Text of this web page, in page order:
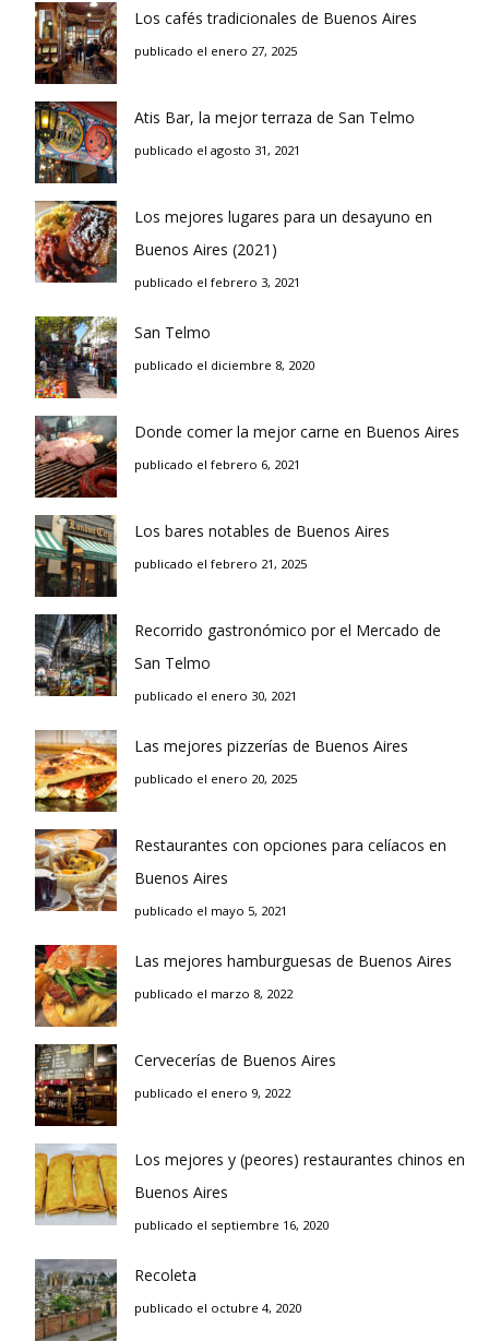
Los cafés tradicionales de Buenos Aires
publicado el enero 27, 2025
Atis Bar, la mejor terraza de San Telmo
publicado el agosto 31, 2021
Los mejores lugares para un desayuno en
Buenos Aires (2021)
publicado el febrero 3, 2021
San Telmo
publicado el diciembre 8, 2020
Donde comer la mejor carne en Buenos Aires
publicado el febrero 6, 2021
Los bares notables de Buenos Aires
publicado el febrero 21, 2025
Recorrido gastronómico por el Mercado de
San Telmo
publicado el enero 30, 2021
Las mejores pizzerías de Buenos Aires
publicado el enero 20, 2025
Restaurantes con opciones para celíacos en
Buenos Aires
publicado el mayo 5, 2021
Las mejores hamburguesas de Buenos Aires
publicado el marzo 8, 2022
Cervecerías de Buenos Aires
publicado el enero 9, 2022
Los mejores y (peores) restaurantes chinos en
Buenos Aires
publicado el septiembre 16, 2020
Recoleta
publicado el octubre 4, 2020